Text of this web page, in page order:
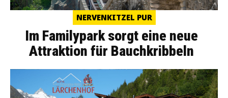
NERVENKITZEL PUR
Im Familypark sorgt eine neue
Attraktion für Bauchkribbeln